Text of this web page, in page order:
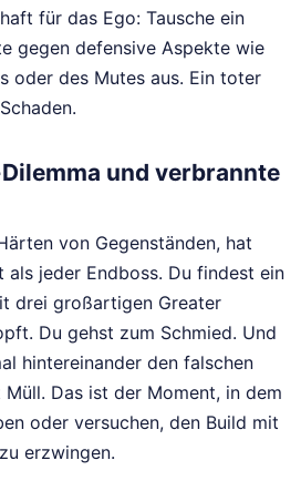
für das Ego: Tausche ein
gegen defensive Aspekte wie
oder des Mutes aus. Ein toter
und verbrannte
von Gegenständen, hat
als jeder Endboss. Du findest ein
drei großartigen Greater
Du gehst zum Schmied. Und
hintereinander den falschen
Das ist der Moment, in dem
oder versuchen, den Build mit
erzwingen.